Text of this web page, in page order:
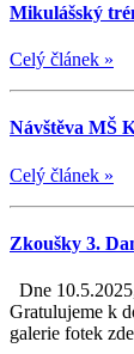
Mikulášský
Celý článek »
Návštěva MŠ
Celý článek »
Zkoušky 3.
Dne
Gratulujeme k
galerie fotek